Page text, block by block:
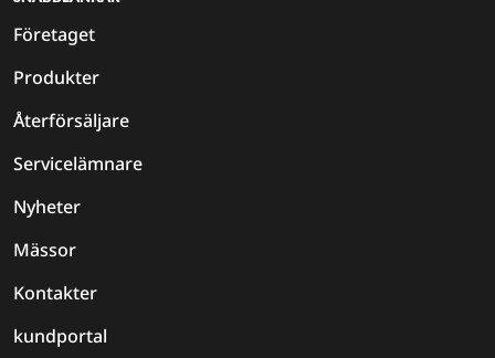
Företaget
Produkter
Återförsäljare
Servicelämnare
Nyheter
Mässor
Kontakter
kundportal